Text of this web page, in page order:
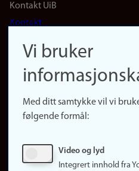
Footer
(no)
Kontakt UiB
Kontakt
Finn forsker
Presse
Finn studier
Ledige stillinger
Vi bruker
Med ditt samtykke vil vi
følgende formål:
Video og lyd
Integrert innhold fra